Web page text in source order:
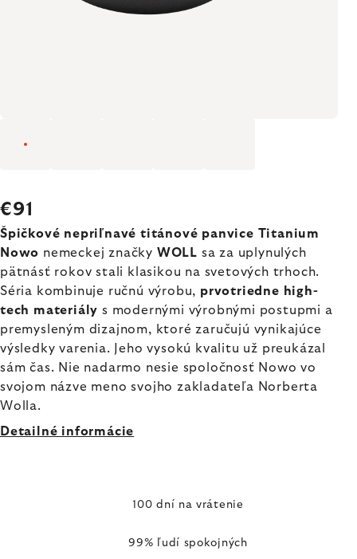
€91
Špičkové nepriľnavé titánové panvice Titanium
Nowo nemeckej značky WOLL sa za uplynulých
pätnásť rokov stali klasikou na svetových trhoch.
Séria kombinuje ručnú výrobu, prvotriedne high-
tech materiály s modernými výrobnými postupmi a
premysleným dizajnom, ktoré zaručujú vynikajúce
výsledky varenia. Jeho vysokú kvalitu už preukázal
sám čas. Nie nadarmo nesie spoločnosť Nowo vo
svojom názve meno svojho zakladateľa Norberta
Wolla.
Detailné informácie
100 dní na vrátenie
99% ľudí spokojných